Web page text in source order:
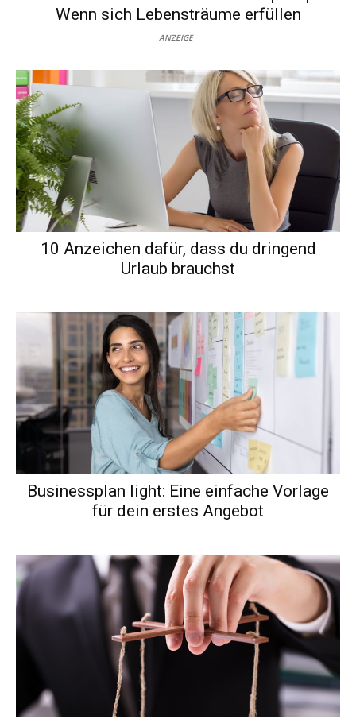
Wenn sich Lebensträume erfüllen
ANZEIGE
10 Anzeichen dafür, dass du dringend
Urlaub brauchst
Businessplan light: Eine einfache Vorlage
für dein erstes Angebot